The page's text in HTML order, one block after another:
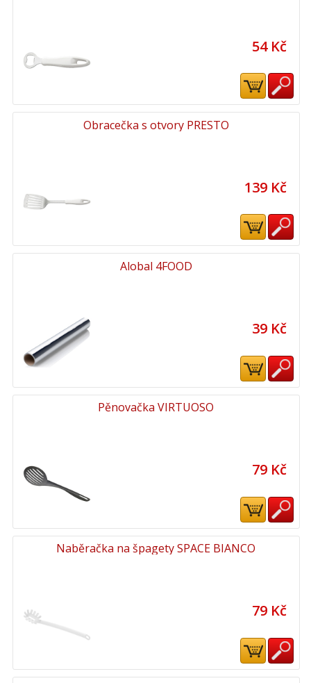
54 Kč
Obracečka s otvory PRESTO
139 Kč
Alobal 4FOOD
39 Kč
Pěnovačka VIRTUOSO
79 Kč
Naběračka na špagety SPACE BIANCO
79 Kč